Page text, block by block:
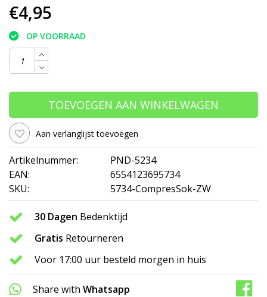
€4,95
OP VOORRAAD
TOEVOEGEN AAN WINKELWAGEN
Aan verlanglijst toevoegen
Artikelnummer:
PND-5234
EAN:
6554123695734
SKU:
5734-CompresSok-ZW
30 Dagen Bedenktijd
Gratis Retourneren
Voor 17:00 uur besteld morgen in huis
Share with Whatsapp